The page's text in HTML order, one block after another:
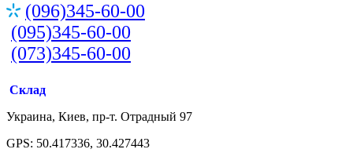
(096)345-60-00
(095)345-60-00
(073)345-60-00
Склад
Украина, Киев, пр-т. Отрадный 97
GPS: 50.417336, 30.427443